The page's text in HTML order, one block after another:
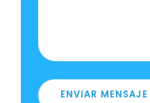
ENVIAR MENSAJE